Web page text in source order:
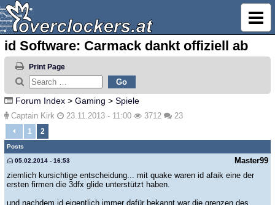
id Software: Carmack dankt offiziell ab
Print Page
Forum Index > Gaming > Spiele
Captain Kirk 23.11.2013 - 11:00 3712 23
1 2
Posts
Master99
05.02.2014 - 16:53
ziemlich kursichtige entscheidung... mit quake waren id afaik eine der
ersten firmen die 3dfx glide unterstützt haben.
und nachdem id eigentlich immer dafür bekannt war die grenzen des